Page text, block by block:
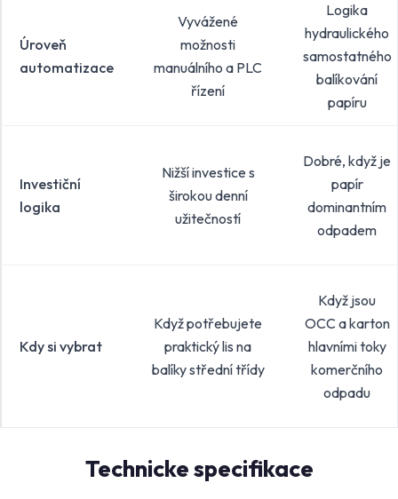
Úroveň
automatizace
Vyvážené
možnosti
manuálního a PLC
řízení
Logika
hydraulického
samostatného
balíkování
papíru
Investiční
logika
Nižší investice s
širokou denní
užitečností
Dobré, když je
papír
dominantním
odpadem
Kdy si vybrat
Když potřebujete
praktický lis na
balíky střední třídy
Když jsou
OCC a karton
hlavními toky
komerčního
odpadu
Technicke specifikace